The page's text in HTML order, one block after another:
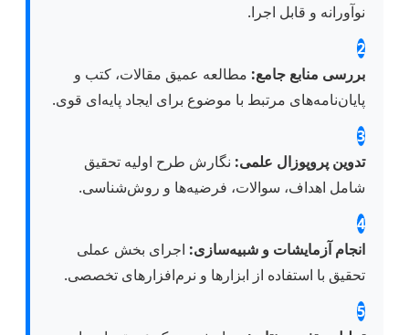
نوآورانه و قابل اجرا.
2
بررسی منابع جامع: مطالعه عمیق مقالات، کتب و
پایان‌نامه‌های مرتبط با موضوع برای ایجاد پایه‌ای قوی.
3
تدوین پروپوزال علمی: نگارش طرح اولیه تحقیق
شامل اهداف، سوالات، فرضیه‌ها و روش‌شناسی.
4
انجام آزمایشات و شبیه‌سازی: اجرای بخش عملی
تحقیق با استفاده از ابزارها و نرم‌افزارهای تخصصی.
5